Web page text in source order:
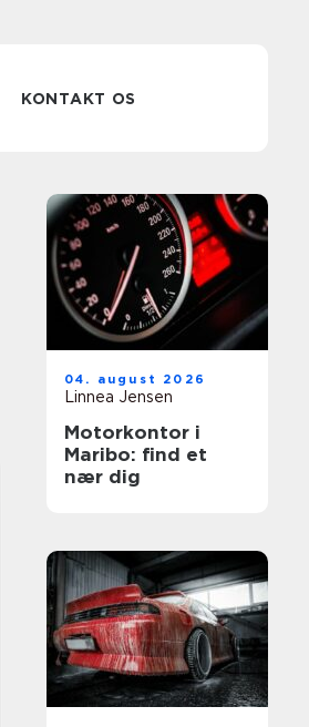
KONTAKT OS
04. august 2026
Linnea Jensen
Motorkontor i
Maribo: find et
nær dig